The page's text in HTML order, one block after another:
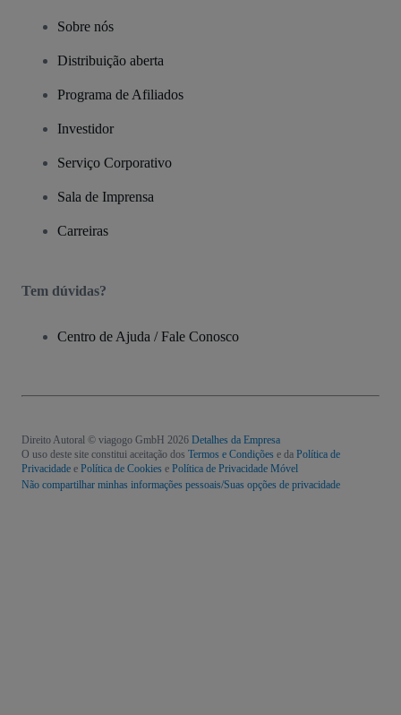
Sobre nós
Distribuição aberta
Programa de Afiliados
Investidor
Serviço Corporativo
Sala de Imprensa
Carreiras
Tem dúvidas?
Centro de Ajuda / Fale Conosco
Direito Autoral © viagogo GmbH 2026 Detalhes da Empresa
O uso deste site constitui aceitação dos Termos e Condições e da Política de
Privacidade e Política de Cookies e Política de Privacidade Móvel
Não compartilhar minhas informações pessoais/Suas opções de privacidade